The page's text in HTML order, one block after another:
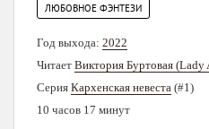
ЛЮБОВНОЕ ФЭНТЕЗИ
Год выхода: 2022
Читает Виктория Буртовая (Lady
Серия Кархенская невеста (#1)
10 часов 17 минут